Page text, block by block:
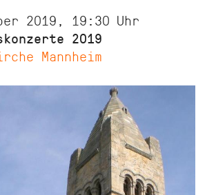
2019, 19:30 Uhr
2019
Mannheim